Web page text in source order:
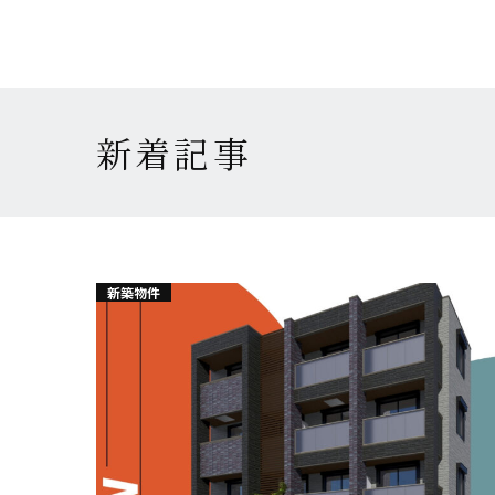
新着記事
新築物件